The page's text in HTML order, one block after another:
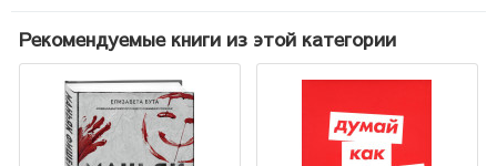
Рекомендуемые книги из этой категории